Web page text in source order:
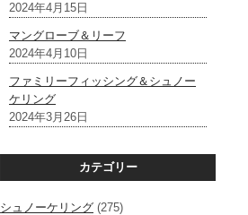
2024年4月15日
マングローブ＆リーフ
2024年4月10日
ファミリーフィッシング＆シュノー
ケリング
2024年3月26日
カテゴリー
シュノーケリング (275)